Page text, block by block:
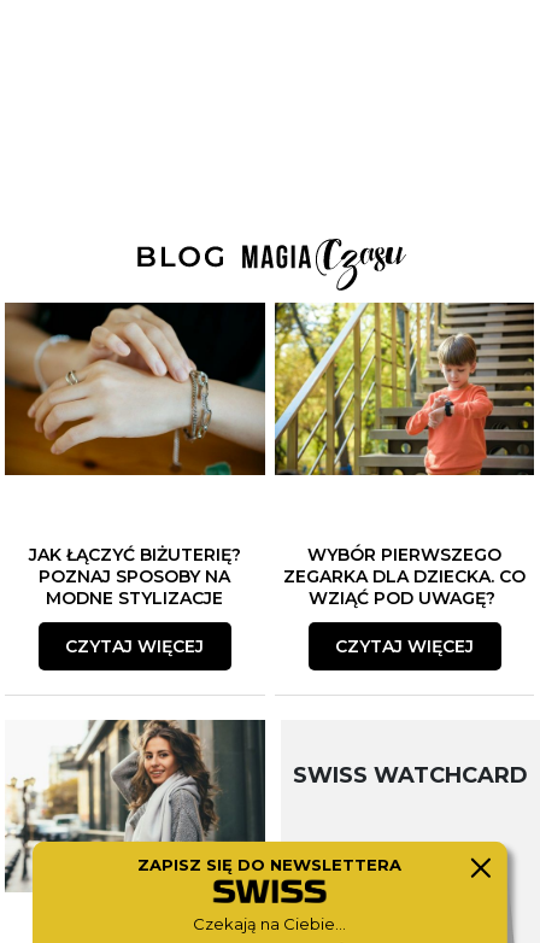
JAK ŁĄCZYĆ BIŻUTERIĘ?
POZNAJ SPOSOBY NA
MODNE STYLIZACJE
CZYTAJ WIĘCEJ
WYBÓR PIERWSZEGO
ZEGARKA DLA DZIECKA. CO
WZIĄĆ POD UWAGĘ?
CZYTAJ WIĘCEJ
SWISS WATCHCARD
ZAPISZ SIĘ DO NEWSLETTERA
Czekają na Ciebie...